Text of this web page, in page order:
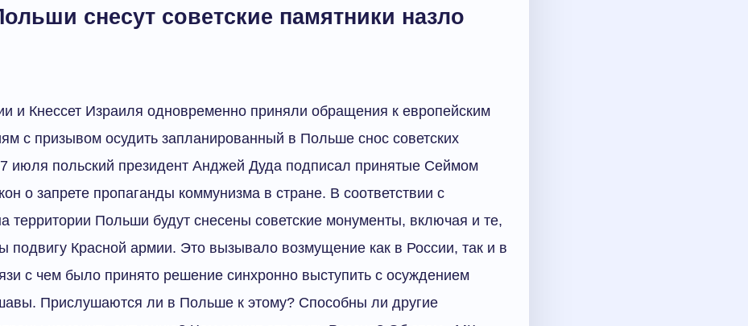
снесут советские памятники назло
и Кнессет Израиля одновременно приняли обращения к европейским
с призывом осудить запланированный в Польше снос советских
июля польский президент Анджей Дуда подписал принятые Сеймом
о запрете пропаганды коммунизма в стране. В соответствии с
территории Польши будут снесены советские монументы, включая и те,
подвигу Красной армии. Это вызывало возмущение как в России, так и в
с чем было принято решение синхронно выступить с осуждением
Прислушаются ли в Польше к этому? Способны ли другие